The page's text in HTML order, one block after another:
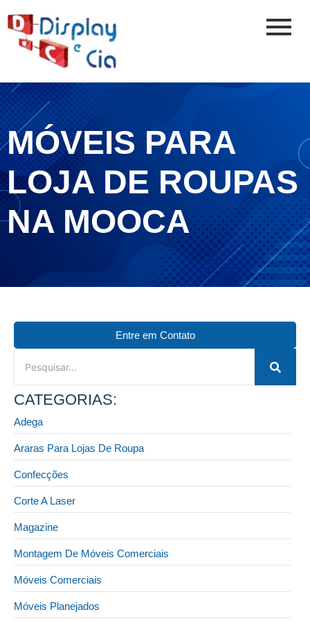
MÓVEIS PARA
LOJA DE ROUPAS
NA MOOCA
Entre em Contato
CATEGORIAS:
Adega
Araras Para Lojas De Roupa
Confecções
Corte A Laser
Magazine
Montagem De Móveis Comerciais
Móveis Comerciais
Móveis Planejados